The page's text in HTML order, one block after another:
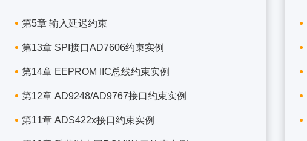
第5章 输入延迟约束
第13章 SPI接口AD7606约束实例
第14章 EEPROM IIC总线约束实例
第12章 AD9248/AD9767接口约束实例
第11章 ADS422x接口约束实例